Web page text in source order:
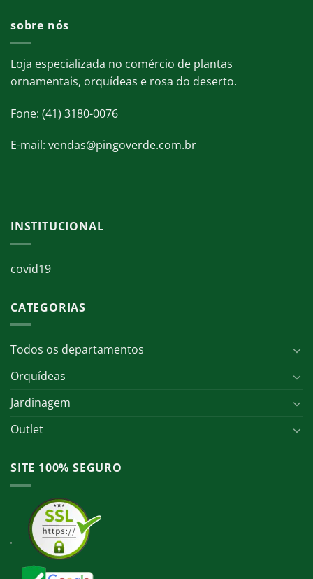
sobre nós
Loja especializada no comércio de plantas
ornamentais, orquídeas e rosa do deserto.
Fone: (41) 3180-0076
E-mail: vendas@pingoverde.com.br
INSTITUCIONAL
covid19
CATEGORIAS
Todos os departamentos
Orquídeas
Jardinagem
Outlet
SITE 100% SEGURO